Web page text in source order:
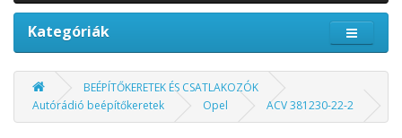
Kategóriák
BEÉPÍTŐKERETEK ÉS CSATLAKOZÓK
Autórádió beépítőkeretek
Opel ACV 381230-22-2